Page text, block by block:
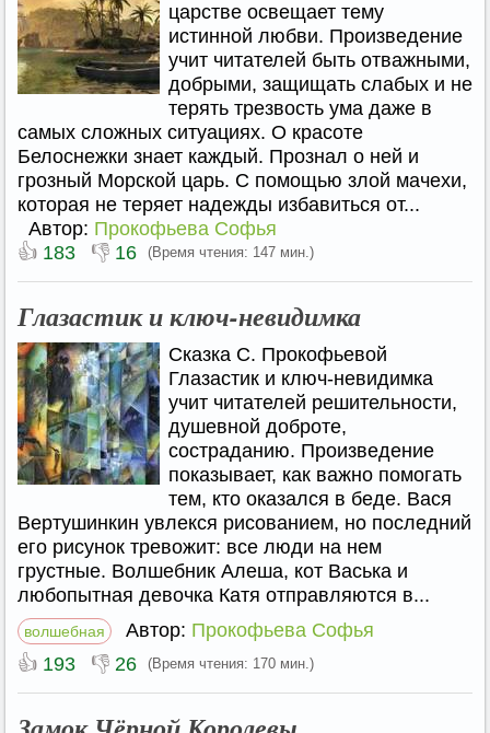
царстве освещает тему
истинной любви. Произведение
учит читателей быть отважными,
добрыми, защищать слабых и не
терять трезвость ума даже в
самых сложных ситуациях. О красоте
Белоснежки знает каждый. Прознал о ней и
грозный Морской царь. С помощью злой мачехи,
которая не теряет надежды избавиться от...
Автор: Прокофьева Софья
👍 183 👎 16 (Время чтения: 147 мин.)
Глазастик и ключ-невидимка
Сказка С. Прокофьевой
Глазастик и ключ-невидимка
учит читателей решительности,
душевной доброте,
состраданию. Произведение
показывает, как важно помогать
тем, кто оказался в беде. Вася
Вертушинкин увлекся рисованием, но последний
его рисунок тревожит: все люди на нем
грустные. Волшебник Алеша, кот Васька и
любопытная девочка Катя отправляются в...
волшебная Автор: Прокофьева Софья
👍 193 👎 26 (Время чтения: 170 мин.)